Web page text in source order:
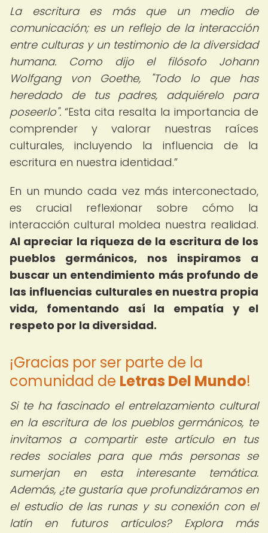
La escritura es más que un medio de
comunicación; es un reflejo de la interacción
entre culturas y un testimonio de la diversidad
humana. Como dijo el filósofo Johann
Wolfgang von Goethe, "Todo lo que has
heredado de tus padres, adquiérelo para
poseerlo". Esta cita resalta la importancia de
comprender y valorar nuestras raíces
culturales, incluyendo la influencia de la
escritura en nuestra identidad.
En un mundo cada vez más interconectado,
es crucial reflexionar sobre cómo la
interacción cultural moldea nuestra realidad.
Al apreciar la riqueza de la escritura de los
pueblos germánicos, nos inspiramos a
buscar un entendimiento más profundo de
las influencias culturales en nuestra propia
vida, fomentando así la empatía y el
respeto por la diversidad.
¡Gracias por ser parte de la
comunidad de Letras Del Mundo!
Si te ha fascinado el entrelazamiento cultural
en la escritura de los pueblos germánicos, te
invitamos a compartir este artículo en tus
redes sociales para que más personas se
sumerjan en esta interesante temática.
Además, ¿te gustaría que profundizáramos en
el estudio de las runas y su conexión con el
latín en futuros artículos? Explora más